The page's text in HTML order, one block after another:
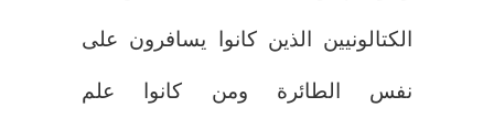
الكتالونيين الذين كانوا يسافرون على
نفس الطائرة ومن كانوا علم